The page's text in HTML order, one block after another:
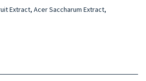
Extract, Acer Saccharum Extract,